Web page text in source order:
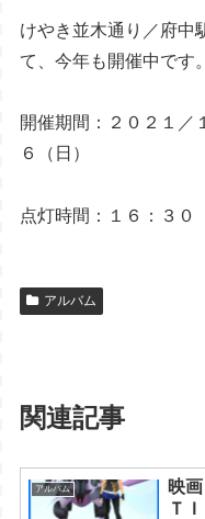
けやき並木通り／府中
て、今年も開催中です。
開催期間：２０２１
６（日）
点灯時間：１６：３
アルバム
関連記事
アルバム
映
ＴＩ